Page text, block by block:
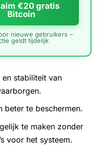
€20 gratis
Bitcoin
nieuwe gebruikers –
geldt tijdelijk
stabiliteit van
beter te beschermen.
te maken zonder
voor het systeem.